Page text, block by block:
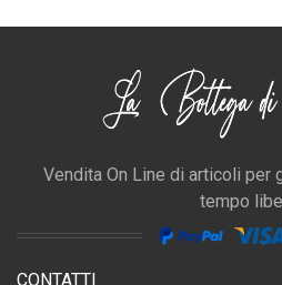
Vendita On Line di articoli per
tempo
CONTATTI